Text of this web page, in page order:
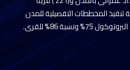
تنفيذ المخططات التفصيلية للمدن
86% للقرى.